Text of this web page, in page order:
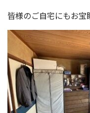
皆様のご自宅にもお宝